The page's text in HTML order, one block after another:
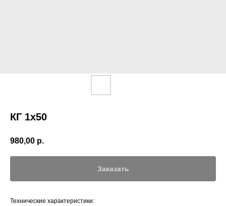
КГ 1х50
980,00 р.
Заказать
Технические характеристики: